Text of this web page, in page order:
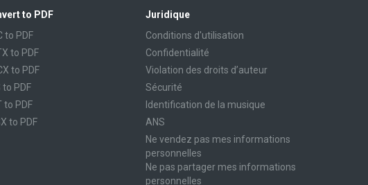
to PDF
to PDF
to PDF
to PDF
to PDF
to PDF
to PDF
Juridique
Conditions d'utilisation
Confidentialité
Violation des droits d’auteur
Sécurité
Identification de la musique
ANS
Ne vendez pas mes informations
personnelles
Ne pas partager mes informations
personnelles